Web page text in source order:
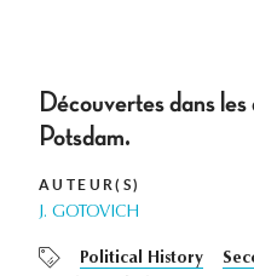
Découvertes dans
Potsdam.
AUTEUR(S)
J. GOTOVICH
Political History